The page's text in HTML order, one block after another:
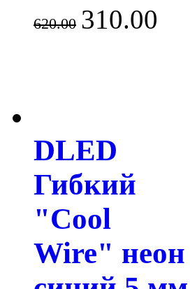
620.00 310.00
DLED
Гибкий
"Cool
Wire" неон